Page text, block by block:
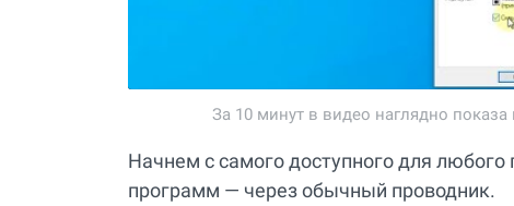
За 10 минут в видео наглядно
Начнем с самого доступного для любого
программ — через обычный проводник.